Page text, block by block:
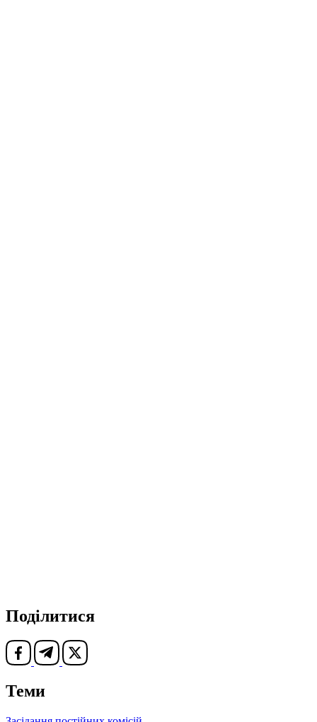
Поділитися
Теми